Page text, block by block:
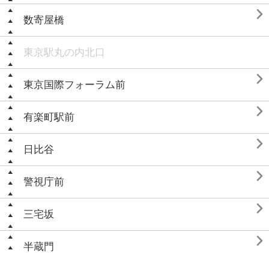
数寄屋橋 
東京駅丸の内北口
東京国際フォーラム前 
有楽町駅前 
日比谷 
警視庁前 
三宅坂 
半蔵門 